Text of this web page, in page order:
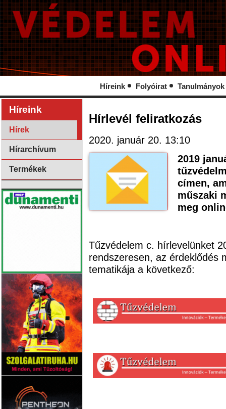
Híreink Folyóirat Tanulmányok
Híreink
Hírek
Hírarchívum
Termékek
Hírlevél feliratkozás
2020. január 20. 13:10
2019
címen,
műszaki
meg
Tűzvédelem c. hírlevelünket
rendszeresen, az érdeklődés
tematikája a következő: